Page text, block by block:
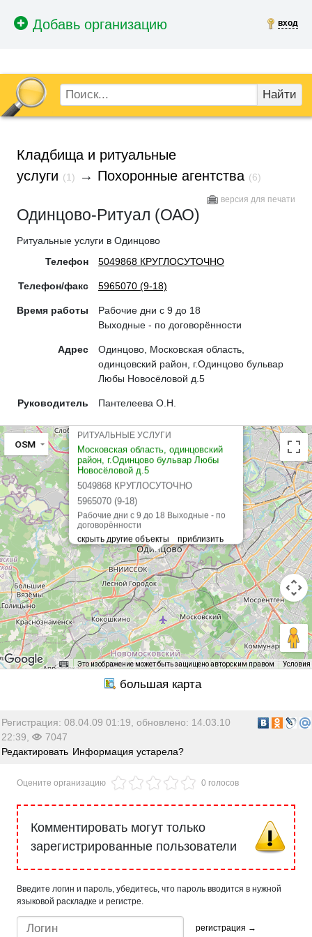
вход
Найти
Кладбища и ритуальные
услуги (1) → Похоронные агентства (6)
версия для печати
Одинцово-Ритуал (ОАО)
Ритуальные услуги в Одинцово
Телефон
5049868 КРУГЛОСУТОЧНО
Телефон/факс 5965070 (9-18)
Время работы
Рабочие дни с 9 до 18
Выходные - по договорённости
Адрес
Одинцово, Московская область,
одинцовский район, г.Одинцово бульвар
Любы Новосёловой д.5
Руководитель Пантелеева О.Н.
РИТУАЛЬНЫЕ УСЛУГИ
Московская область, одинцовский
район, г.Одинцово бульвар Любы
Новосёловой д.5
5049868 КРУГЛОСУТОЧНО
5965070 (9-18)
Рабочие дни с 9 до 18 Выходные - по
договорённости
OSM
Это изображение может быть защищено авторским правом Условия
Регистрация: 08.04.09 01:19, обновлено: 14.03.10
22:39,
7047
Редактировать Информация устарела?
Оцените организацию 0 голосов
Комментировать могут только
зарегистрированные пользователи
Введите логин и пароль, убедитесь, что пароль вводится в нужной
языковой раскладке и регистре.
регистрация →